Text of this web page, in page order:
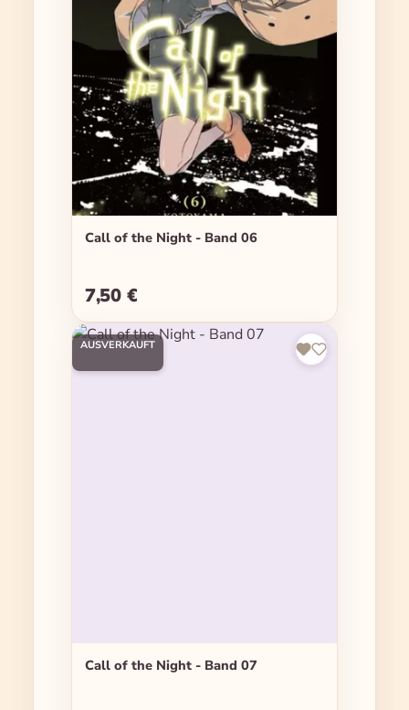
Call of the Night - Band 06
Regulärer Preis:
7,50 €
AUSVERKAUFT
Call of the Night - Band 07